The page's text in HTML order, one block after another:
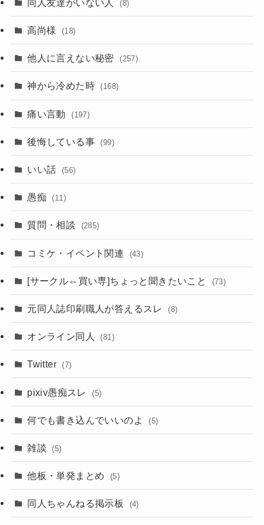
同人友達がいない人 (8)
高尚様 (18)
他人に言えない秘密 (257)
神から冷めた時 (168)
痛い言動 (197)
後悔している事 (99)
いい話 (56)
愚痴 (11)
質問・相談 (285)
コミケ・イベント関連 (43)
[サークル⇔買い専]ちょっと聞きたいこと (73)
元同人誌印刷職人が答えるスレ (8)
オンライン同人 (81)
Twitter (7)
pixiv愚痴スレ (5)
何でも書き込んでいいのよ (5)
雑談 (5)
他板・単発まとめ (5)
同人ちゃんねる掲示板 (4)